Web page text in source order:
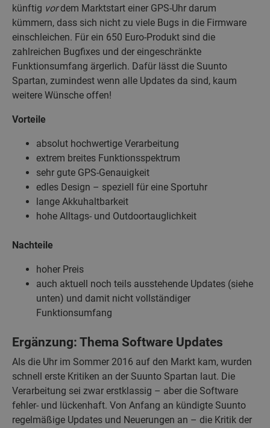
künftig vordem Marktstart einer GPS-Uhr darum
kümmern, dass sich nicht zu viele Bugs in die Firmware
einschleichen. Für ein 650 Euro-Produkt sind die
zahlreichen Bugfixes und der eingeschränkte
Funktionsumfang ärgerlich. Dafür lässt die Suunto
Spartan, zumindest wenn alle Updates da sind, kaum
weitere Wünsche offen!
Vorteile
absolut hochwertige Verarbeitung
extrem breites Funktionsspektrum
sehr gute GPS-Genauigkeit
edles Design – speziell für eine Sportuhr
lange Akkuhaltbarkeit
hohe Alltags- und Outdoortauglichkeit
Nachteile
hoher Preis
auch aktuell noch teils ausstehende Updates (siehe
unten) und damit nicht vollständiger
Funktionsumfang
Ergänzung: Thema Software Updates
Als die Uhr im Sommer 2016 auf den Markt kam, wurden
schnell erste Kritiken an der Suunto Spartan laut. Die
Verarbeitung sei zwar erstklassig – aber die Software
fehler- und lückenhaft. Von Anfang an kündigte Suunto
regelmäßige Updates und Neuerungen an – die Kritik der